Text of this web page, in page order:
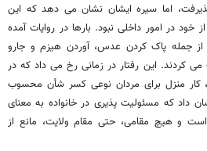
اما سیره ایشان نشان می دهد که این
در امور داخلی نبود. بارها در روایات آمده
از جمله پاک کردن عدس، آوردن هیزم و جارو
کردند. این رفتار در زمانی رخ می داد که در
منزل برای مردان نوعی کسر شأن محسوب
داد که مسئولیت پذیری در خانواده به معنای
و هیچ مقامی، حتی مقام ولایت، مانع از